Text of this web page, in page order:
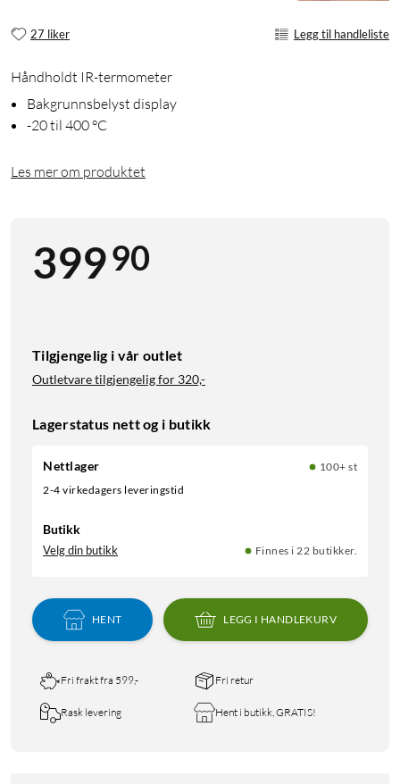
27 liker Legg til handleliste
Håndholdt IR-termometer
Bakgrunnsbelyst display
-20 til 400 °C
Les mer om produktet
39990
Tilgjengelig i vår outlet
Outletvare tilgjengelig for 320,-
Lagerstatus nett og i butikk
Nettlager
100+ st
2-4 virkedagers leveringstid
Butikk
Velg din butikk Finnes i 22 butikker.
HENT LEGG I HANDLEKURV
Fri frakt fra 599,- Fri retur
Rask levering Hent i butikk, GRATIS!